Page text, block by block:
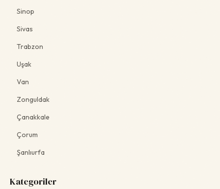
Sinop
Sivas
Trabzon
Uşak
Van
Zonguldak
Çanakkale
Çorum
Şanlıurfa
Kategoriler